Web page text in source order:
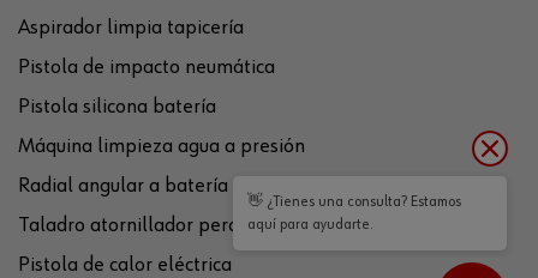
Aspirador limpia tapicería
Pistola de impacto neumática
Pistola silicona batería
Máquina limpieza agua a presión
Radial angular a batería
Taladro atornillador percutor a batería
Pistola de calor eléctrica
👋 ¿Tienes una consulta? Estamos
aquí para ayudarte.